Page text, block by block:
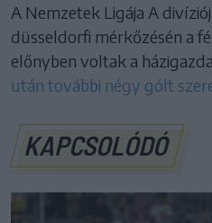
A Nemzetek Ligája A
düsseldorfi mérkőzésén a
előnyben voltak a
után további négy gólt
KAPCSOLÓDÓ